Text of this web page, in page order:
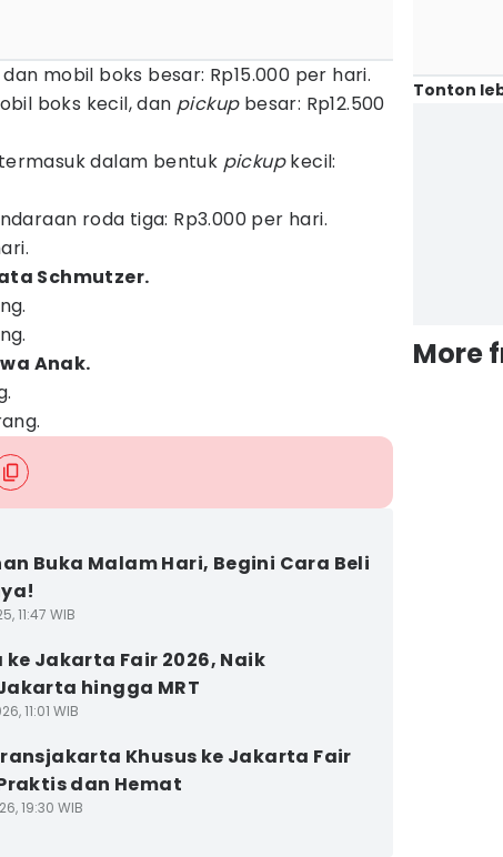
mobil boks besar: Rp15.000 per hari.
boks kecil, dan pickup besar: Rp12.500
dalam bentuk pickupkecil:
roda tiga: Rp3.000 per hari.
Schmutzer.
Anak.
Buka Malam Hari, Begini Cara Beli
11:47 WIB
ke Jakarta Fair 2026, Naik
hingga MRT
11:01 WIB
Khusus ke Jakarta Fair
dan Hemat
19:30 WIB
Tonton
More